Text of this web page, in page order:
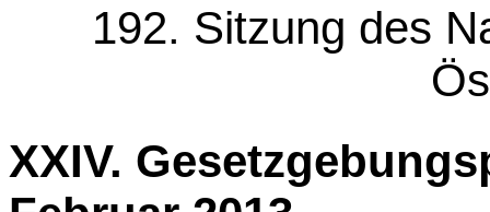
192. Sitzung des
XXIV.